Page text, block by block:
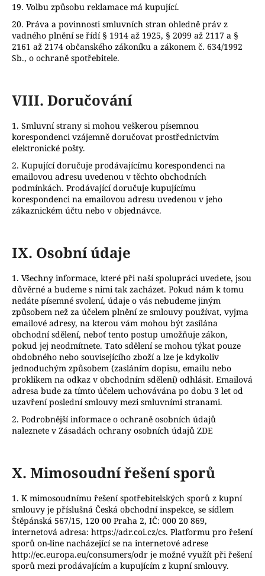
19. Volbu způsobu reklamace má kupující.
20. Práva a povinnosti smluvních stran ohledně práv z
vadného plnění se řídí § 1914 až 1925, § 2099 až 2117 a §
2161 až 2174 občanského zákoníku a zákonem č. 634/1992
Sb., o ochraně spotřebitele.
VIII. Doručování
1. Smluvní strany si mohou veškerou písemnou
korespondenci vzájemně doručovat prostřednictvím
elektronické pošty.
2. Kupující doručuje prodávajícímu korespondenci na
emailovou adresu uvedenou v těchto obchodních
podmínkách. Prodávající doručuje kupujícímu
korespondenci na emailovou adresu uvedenou v jeho
zákaznickém účtu nebo v objednávce.
IX. Osobní údaje
1. Všechny informace, které při naší spolupráci uvedete, jsou
důvěrné a budeme s nimi tak zacházet. Pokud nám k tomu
nedáte písemné svolení, údaje o vás nebudeme jiným
způsobem než za účelem plnění ze smlouvy používat, vyjma
emailové adresy, na kterou vám mohou být zasílána
obchodní sdělení, neboť tento postup umožňuje zákon,
pokud jej neodmítnete. Tato sdělení se mohou týkat pouze
obdobného nebo souvisejícího zboží a lze je kdykoliv
jednoduchým způsobem (zasláním dopisu, emailu nebo
proklikem na odkaz v obchodním sdělení) odhlásit. Emailová
adresa bude za tímto účelem uchovávána po dobu 3 let od
uzavření poslední smlouvy mezi smluvními stranami.
2. Podrobnější informace o ochraně osobních údajů
naleznete v Zásadách ochrany osobních údajů ZDE
X. Mimosoudní řešení sporů
1. K mimosoudnímu řešení spotřebitelských sporů z kupní
smlouvy je příslušná Česká obchodní inspekce, se sídlem
Štěpánská 567/15, 120 00 Praha 2, IČ: 000 20 869,
internetová adresa: https://adr.coi.cz/cs. Platformu pro řešení
sporů on-line nacházející se na internetové adrese
http://ec.europa.eu/consumers/odr je možné využít při řešení
sporů mezi prodávajícím a kupujícím z kupní smlouvy.